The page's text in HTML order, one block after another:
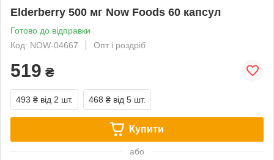
Elderberry 500 мг Now Foods 60 капсул
Готово до відправки
Код: NOW-04667
Опт і роздріб
519 ₴
493 ₴ від 2 шт. 468 ₴ від 5 шт.
Купити
або